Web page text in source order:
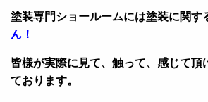
塗装専門ショールームには塗装に関す
ん！
皆様が実際に見て、触って、感じて頂
ております。